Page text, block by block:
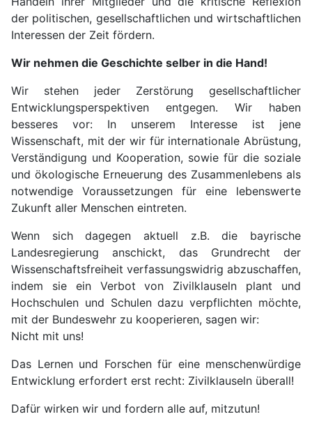
der politischen, gesellschaftlichen und wirtschaftlichen
Interessen der Zeit fördern.
Wir nehmen die Geschichte selber in die Hand!
Wir stehen jeder Zerstörung gesellschaftlicher
Entwicklungsperspektiven entgegen. Wir haben
besseres vor: In unserem Interesse ist jene
Wissenschaft, mit der wir für internationale Abrüstung,
Verständigung und Kooperation, sowie für die soziale
und ökologische Erneuerung des Zusammenlebens als
notwendige Voraussetzungen für eine lebenswerte
Zukunft aller Menschen eintreten.
Wenn sich dagegen aktuell z.B. die bayrische
Landesregierung anschickt, das Grundrecht der
Wissenschaftsfreiheit verfassungswidrig abzuschaffen,
indem sie ein Verbot von Zivilklauseln plant und
Hochschulen und Schulen dazu verpflichten möchte,
mit der Bundeswehr zu kooperieren, sagen wir:
Nicht mit uns!
Das Lernen und Forschen für eine menschenwürdige
Entwicklung erfordert erst recht: Zivilklauseln überall!
Dafür wirken wir und fordern alle auf, mitzutun!